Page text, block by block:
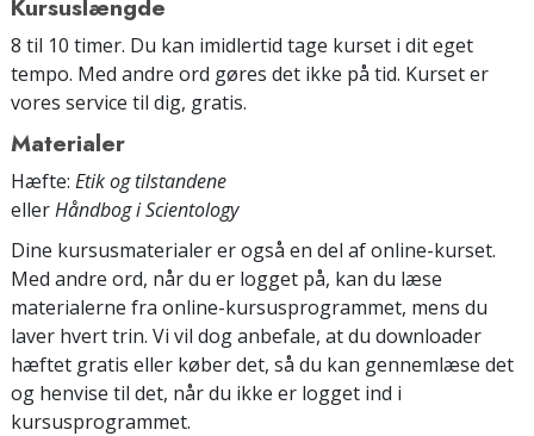
Kursuslængde
8 til 10 timer. Du kan imidlertid tage kurset i dit eget
tempo. Med andre ord gøres det ikke på tid. Kurset er
vores service til dig, gratis.
Materialer
Hæfte: Etik og tilstandene
ellerHåndbog i Scientology
Dine kursusmaterialer er også en del af online-kurset.
Med andre ord, når du er logget på, kan du læse
materialerne fra online-kursusprogrammet, mens du
laver hvert trin. Vi vil dog anbefale, at du downloader
hæftet gratis eller køber det, så du kan gennemlæse det
og henvise til det, når du ikke er logget ind i
kursusprogrammet.